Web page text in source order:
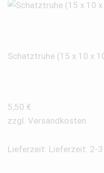
Schatztruhe (15 x 10 x
5,50 €
zzgl. Versandkosten
Lieferzeit: Lieferzeit: 2-